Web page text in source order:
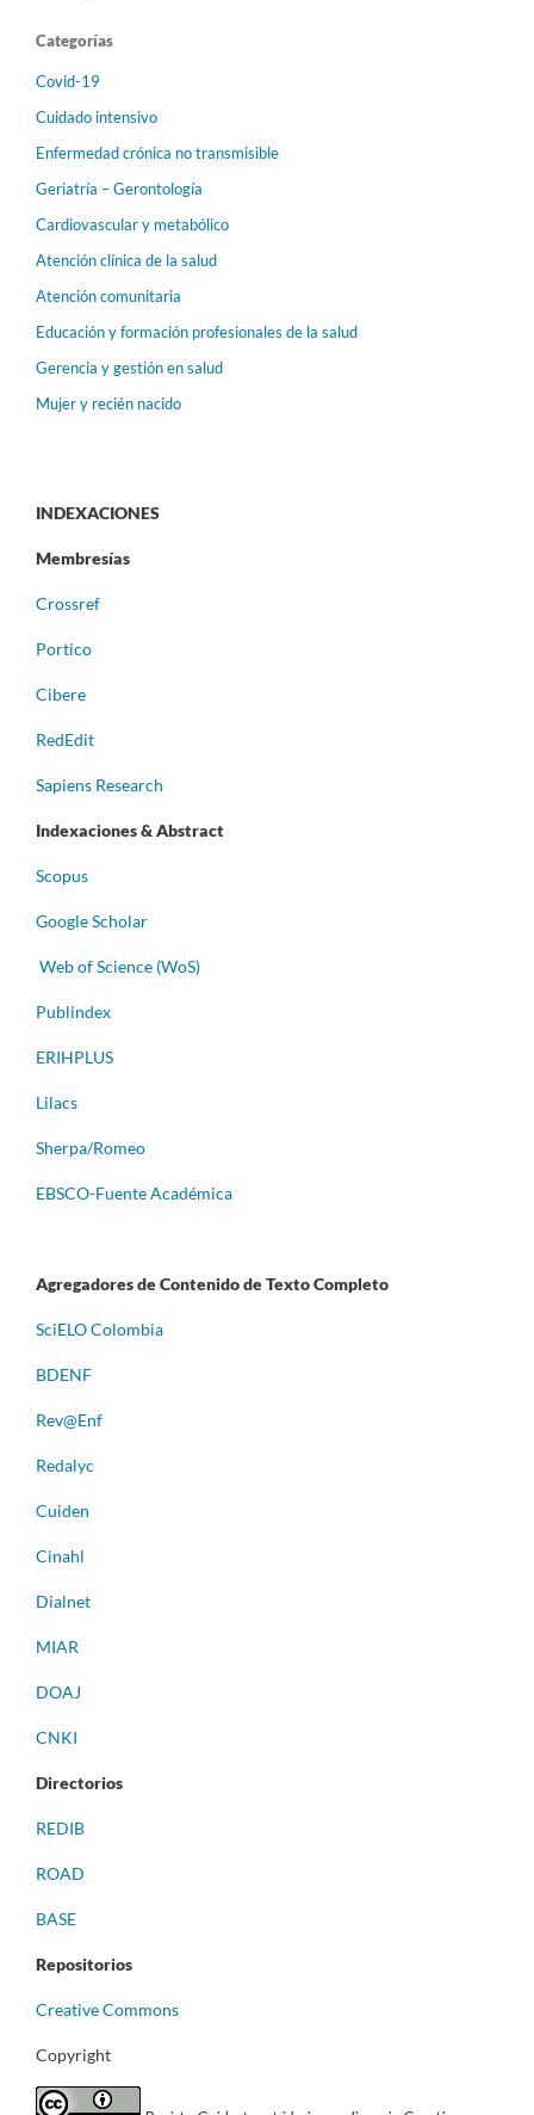
Categorías
Covid-19
Cuidado intensivo
Enfermedad crónica no transmisible
Geriatría – Gerontología
Cardiovascular y metabólico
Atención clínica de la salud
Atención comunitaria
Educación y formación profesionales de la salud
Gerencia y gestión en salud
Mujer y recién nacido
INDEXACIONES
Membresías
Crossref
Portico
Cibere
RedEdit
Sapiens Research
Indexaciones & Abstract
Scopus
Google Scholar
Web of Science (WoS)
Publindex
ERIHPLUS
Lilacs
Sherpa/Romeo
EBSCO-Fuente Académica
Agregadores de Contenido de Texto Completo
SciELO Colombia
BDENF
Rev@Enf
Redalyc
Cuiden
Cinahl
Dialnet
MIAR
DOAJ
CNKI
Directorios
REDIB
ROAD
BASE
Repositorios
Creative Commons
Copyright